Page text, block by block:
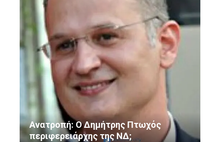
Ανατροπή: Ο Δημήτρης Πτωχός
περιφερειάρχης της ΝΔ;